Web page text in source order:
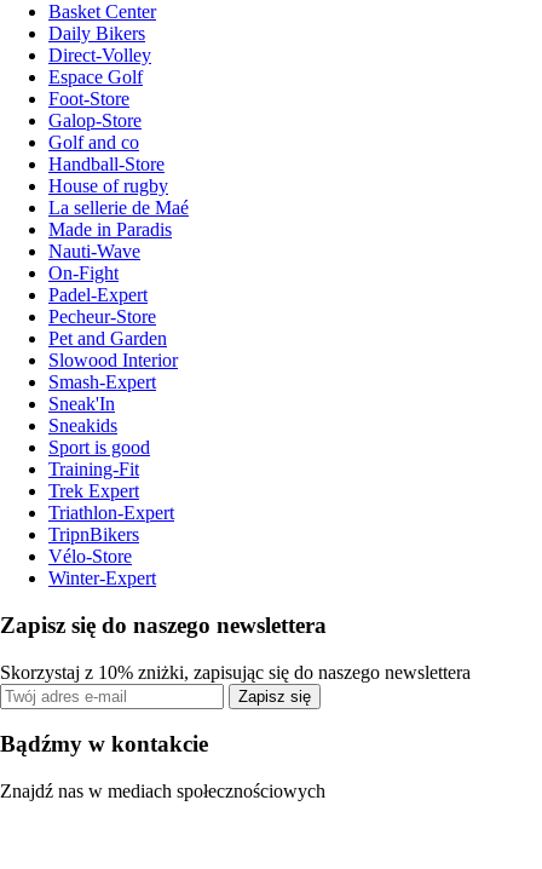
Basket Center
Daily Bikers
Direct-Volley
Espace Golf
Foot-Store
Galop-Store
Golf and co
Handball-Store
House of rugby
La sellerie de Maé
Made in Paradis
Nauti-Wave
On-Fight
Padel-Expert
Pecheur-Store
Pet and Garden
Slowood Interior
Smash-Expert
Sneak'In
Sneakids
Sport is good
Training-Fit
Trek Expert
Triathlon-Expert
TripnBikers
Vélo-Store
Winter-Expert
Zapisz się do naszego newslettera
Skorzystaj z 10% zniżki, zapisując się do naszego newslettera
Zapisz się
Bądźmy w kontakcie
Znajdź nas w mediach społecznościowych